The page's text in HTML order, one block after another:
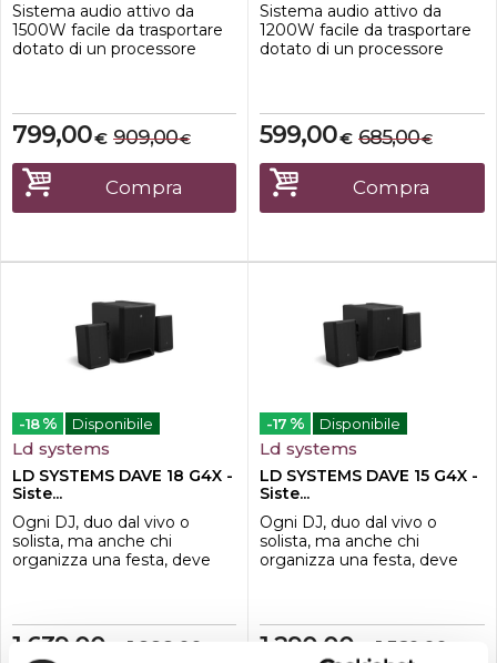
Sistema audio attivo da
1500W facile da trasportare
dotato di un processore
costante. Ideale per DJ
mobili, spettacoli di karaoke,
spettacoli drive-in,
presentazioni e altre
applicazioni mobili. Questo
set professionale
€
799,00 €
909,00
Compra
Sistema audio attivo da
1200W facile da trasportare
dotato di un processore
costante. Ideale per DJ
mobili, spettacoli di karaoke,
spettacoli drive-in,
presentazioni e altre
applicazioni mobili. Questo
set professionale
€
599,00 €
685,00
Compra
-18 % Disponibile
Ld systems
LD SYSTEMS DAVE 18 G4X -
Siste...
Ogni DJ, duo dal vivo o
solista, ma anche chi
organizza una festa, deve
applicazioni diverse.
Imprescindibili tanti
1.639,00 1.999,00
-17 % Disponibile
Ld systems
LD SYSTEMS DAVE 15 G4X -
Siste...
Ogni DJ, duo dal vivo o
solista, ma anche chi
organizza una festa, deve
professionale per tante
applicazioni diverse.
1.290,00 1.560,00